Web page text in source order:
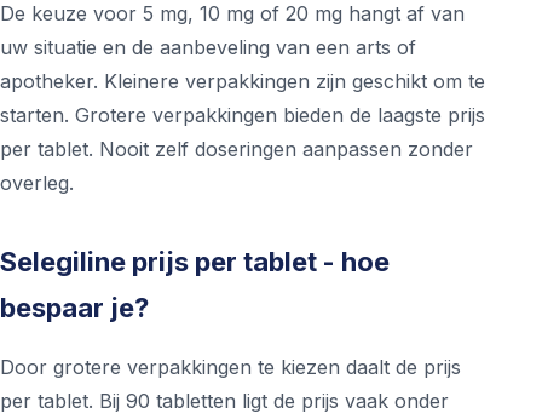
De keuze voor 5 mg, 10 mg of 20 mg hangt af van
uw situatie en de aanbeveling van een arts of
apotheker. Kleinere verpakkingen zijn geschikt om te
starten. Grotere verpakkingen bieden de laagste prijs
per tablet. Nooit zelf doseringen aanpassen zonder
overleg.
Selegiline prijs per tablet - hoe
bespaar je?
Door grotere verpakkingen te kiezen daalt de prijs
per tablet. Bij 90 tabletten ligt de prijs vaak onder